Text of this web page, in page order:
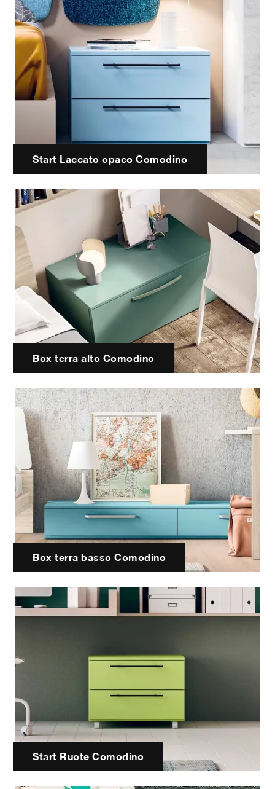
Start Laccato opaco Comodino
Box terra alto Comodino
Box terra basso Comodino
Start Ruote Comodino